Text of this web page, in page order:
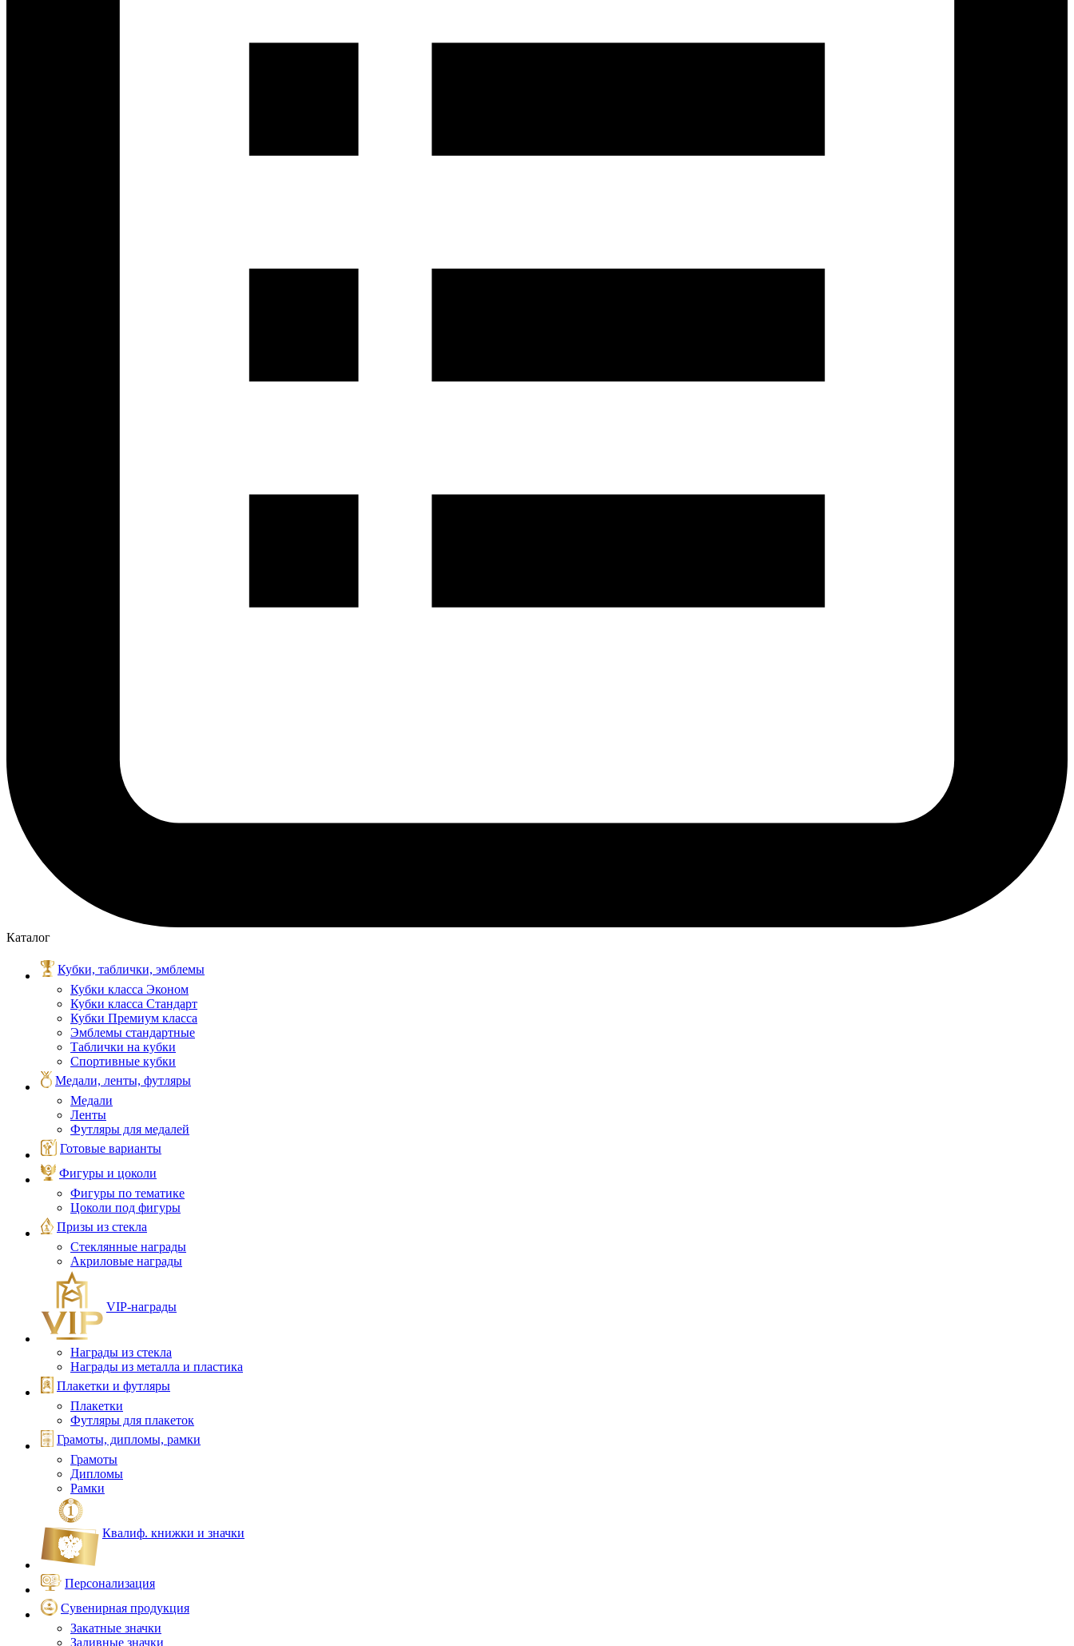
Каталог
Кубки, таблички, эмблемы
Кубки класса Эконом
Кубки класса Стандарт
Кубки Премиум класса
Эмблемы стандартные
Таблички на кубки
Спортивные кубки
Медали, ленты, футляры
Медали
Ленты
Футляры для медалей
Готовые варианты
Фигуры и цоколи
Фигуры по тематике
Цоколи под фигуры
Призы из стекла
Стеклянные награды
Акриловые награды
VIP‑награды
Награды из стекла
Награды из металла и пластика
Плакетки и футляры
Плакетки
Футляры для плакеток
Грамоты, дипломы, рамки
Грамоты
Дипломы
Рамки
Квалиф. книжки и значки
Персонализация
Сувенирная продукция
Закатные значки
Заливные значки